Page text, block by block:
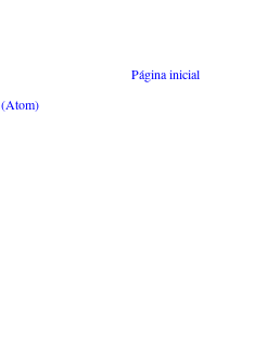
Página inicial
(Atom)